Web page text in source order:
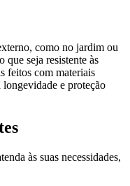
como no jardim ou
que seja resistente às
feitos com materiais
longevidade e proteção
às suas necessidades,